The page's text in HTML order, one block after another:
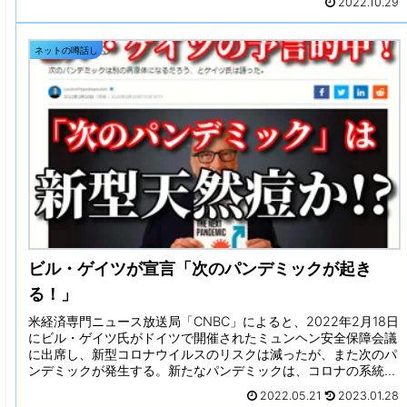
は0.3～1.3％ 】ワクチン接種後の帯状疱疹発症率を調査した研究
でも、同様の結果が報告されている。アムステルダム大学医療セ
ンターのカルメン・ヴァン・ダム博士が作成した報告書による
と、2021年7月時点の欧州におけるファイザーワクチン接種後の
帯状疱疹発症数は4,103件、モデルナ接種後は590件、アストラ
ゼナカ接種後は2,143件、ジョンソン・エンド・ジョンソン接種
後は59件。全有害事象を占める割合は、それぞれ1.3％、0.7％、
0.6％、0.3％と極めて低い。コロナワクチン接種後、免疫応答の
司令塔的役割を担うリンパ球（T細胞）に、一時的な減少が見ら
れたとの研究結果も報告されていることから、それが帯状疱疹に
つながった可能性が指摘されている。グローバル製薬企業グラク
ソ・スミスクラインのシニア臨床研究開発担当者、アミット・バ
ブサル氏は、「これらの症例報告を見る限り、コロナウイルスに
よる細胞媒介性免疫の機能不全が帯状疱疹の再活性化を引き起こ
す可能性はある」としている。
ネットの噂話し
ビル・ゲイツが宣言「次のパンデミックが起き
る！」
米経済専門ニュース放送局「CNBC」によると、2022年2月18日
にビル・ゲイツ氏がドイツで開催されたミュンヘン安全保障会議
に出席し、新型コロナウイルスのリスクは減ったが、また次のパ
ンデミックが発生する。新たなパンデミックは、コロナの系統と
2022.05.21 2023.01.28